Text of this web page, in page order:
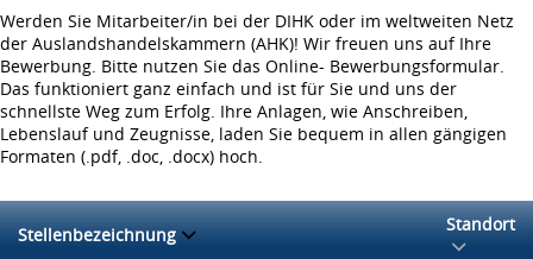
Werden Sie Mitarbeiter/in bei der DIHK oder im weltweiten Netz
der Auslandshandelskammern (AHK)! Wir freuen uns auf Ihre
Bewerbung. Bitte nutzen Sie das Online- Bewerbungsformular.
Das funktioniert ganz einfach und ist für Sie und uns der
schnellste Weg zum Erfolg. Ihre Anlagen, wie Anschreiben,
Lebenslauf und Zeugnisse, laden Sie bequem in allen gängigen
Formaten (.pdf, .doc, .docx) hoch.
Stellenbezeichnung Standort